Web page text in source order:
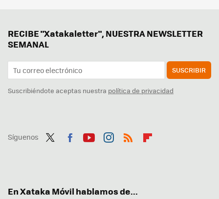
RECIBE "Xatakaletter", NUESTRA NEWSLETTER
SEMANAL
SUSCRIBIR
Suscribiéndote aceptas nuestra política de privacidad
Síguenos
En Xataka Móvil hablamos de...